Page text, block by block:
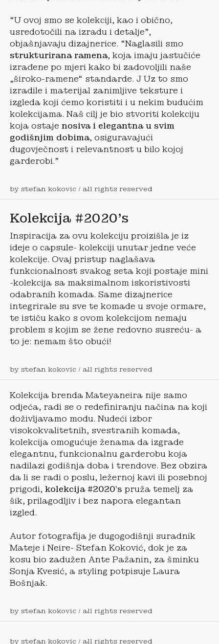
“U ovoj smo se kolekciji, kao i obično,
usredotočili na izradu i detalje”,
objašnjavaju dizajnerice. “Naglasili smo
strukturirana ramena, koja imaju jastučiće
izrađene po mjeri kako bi zadovoljili naše
„široko-ramene“ standarde. J Uz to smo
izradile i materijal zanimljive teksture i
izgleda koji ćemo koristiti i u nekim budućim
kolekcijama. Naš cilj je bio stvoriti kolekciju
koja ostaje nosiva i elegantna u svim
godišnjim dobima, osiguravajući
dugovječnost i relevantnost u bilo kojoj
garderobi.”
by stefan kokovic / all rights reserved
Kolekcija #2020’s
Inspiracija za ovu kolekciju proizišla je iz
ideje o capsule- kolekciji unutar jedne veće
kolekcije. Ovaj pristup naglašava
funkcionalnost svakog seta koji postaje mini
-kolekcija sa maksimalnom iskoristivosti
odabranih komada. Same dizajnerice
integrirale su sve te komade u svoje ormare,
te ističu kako s ovom kolekcijom nemaju
problem s kojim se žene redovno susreću- a
to je: nemam što obući!
by stefan kokovic / all rights reserved
Kolekcija brenda Mateyaneira nije samo
odjeća, radi se o redefiniranju načina na koji
doživljavamo modu. Nudeći izbor
visokokvalitetnih, svestranih komada,
kolekcija omogućuje ženama da izgrade
elegantnu, funkcionalnu garderobu koja
nadilazi godišnja doba i trendove. Bez obzira
da li se radi o poslu, ležernoj kavi ili posebnoj
prigodi, kolekcija #2020’s pruža temelj za
šik, prilagodljiv i bez napora elegantan
izgled.
Autor fotografija je dugogodišnji suradnik
Mateje i Neire- Stefan Koković, dok je za
kosu bio zadužen Ante Pažanin, za šminku
Sonja Kvesić, a styling potpisuje Laura
Bošnjak.
by stefan kokovic / all rights reserved
by stefan kokovic / all rights reserved